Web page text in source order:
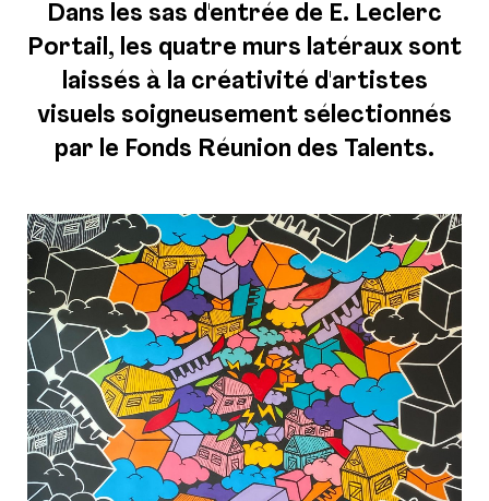
Dans les sas d'entrée de E. Leclerc
Portail, les quatre murs latéraux sont
laissés à la créativité d'artistes
visuels soigneusement sélectionnés
par le Fonds Réunion des Talents.